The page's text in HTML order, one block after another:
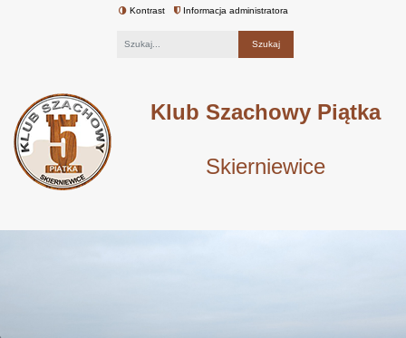
Kontrast Informacja administratora
Klub Szachowy Piątka
Skierniewice